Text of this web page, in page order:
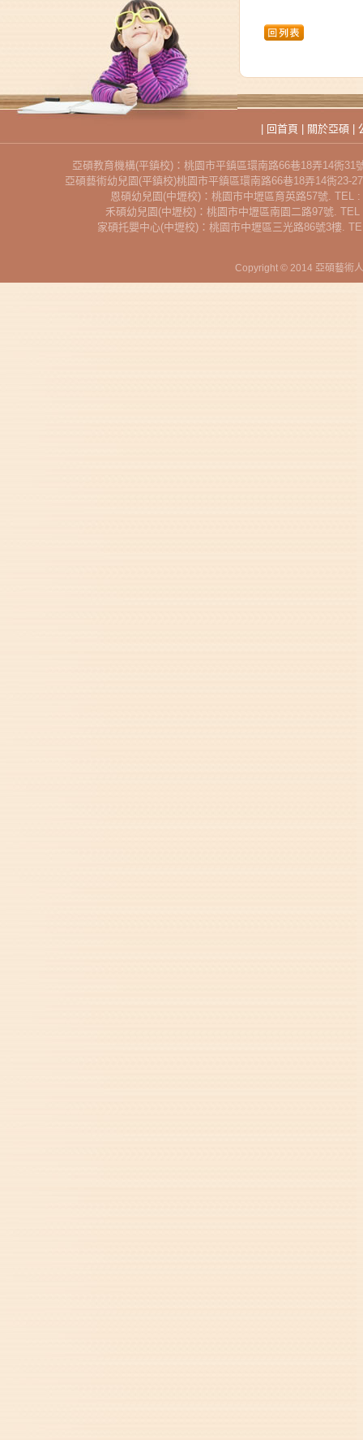
回首頁 關於亞碩 |
亞碩教育機構(平鎮校)：桃園市平鎮區環南路66巷18弄14衖
亞碩藝術幼兒園(平鎮校)桃園市平鎮區環南路66巷18弄14衖23-
恩碩幼兒園(中壢校)：桃園市中壢區育英路57號. TEL
禾碩幼兒園(中壢校)：桃園市中壢區南園二路97號.
家碩托嬰中心(中壢校)：桃園市中壢區三光路86號3樓.
Copyright © 2014 亞碩藝術